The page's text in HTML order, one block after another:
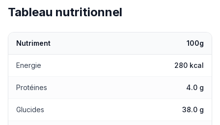
Tableau nutritionnel
Nutriment 100g
Energie 280 kcal
Protéines 4.0 g
Glucides 38.0 g